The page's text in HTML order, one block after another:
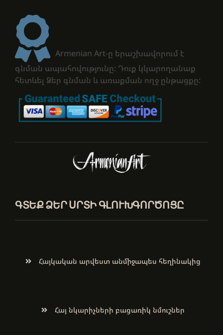
Armenian Art-ը երաշխավորում է
գնման ապահովությունը: Դուք կկարողանաք
հետևել Ձեր գնման և առաքման ողջ ընթացքը:
ԳՏԵՔ ՁԵՐ ՍՐՏԻ ԳԼՈՒԽԳՈՐԾՈՑԸ
Հայկական արվեստ անմիջապես հեղինակից
Հայ նկարիչների բացառիկ նմուշներ